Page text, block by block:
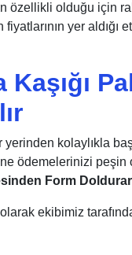
özellikli olduğu
fiyatlarının yer
Kaşığı
yerinden kolaylıkla
ödemelerinizi
Form
ekibimiz